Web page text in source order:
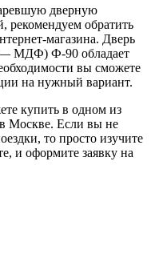
дверную
рекомендуем обратить
магазина. Дверь
— МДФ) Ф-90 обладает
вы сможете
на нужный вариант.
купить в одном из
Москве. Если вы не
то просто изучите
и оформите заявку на